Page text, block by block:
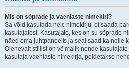
Mis on sõprade ja vaenlaste nimekiri?
Sa võid kasutada neid nimekirju, et saada
kasutajatest. Kasutajate, kes on su sõprade
näed oma juhtpaneelis ja seal saad ka neile
Olenevalt stiilist on võimalik nende
kasutaja vaenlaste nimekirja, peidetakse